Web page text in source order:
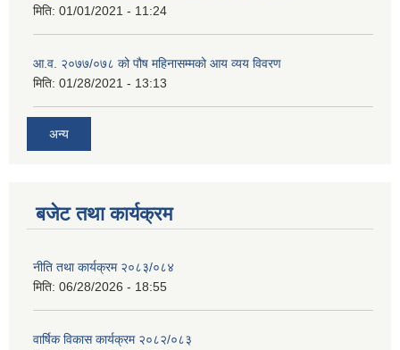
मिति: 01/01/2021 - 11:24
आ.व. २०७७/०७८ को पौष महिनासम्मको आय व्यय विवरण
मिति: 01/28/2021 - 13:13
अन्य
बजेट तथा कार्यक्रम
नीति तथा कार्यक्रम २०८३/०८४
मिति: 06/28/2026 - 18:55
वार्षिक विकास कार्यक्रम २०८२/०८३